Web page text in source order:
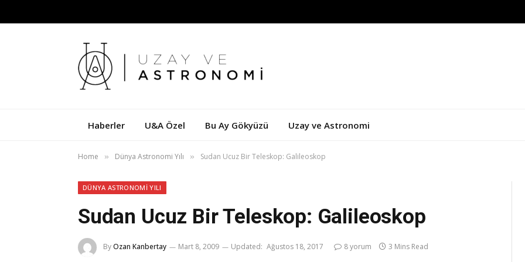
Haberler U&A Özel Bu Ay Gökyüzü Uzay ve Astronomi
Home » Dünya Astronomi Yılı » Sudan Ucuz Bir Teleskop: Galileoskop
DÜNYA ASTRONOMI YILI
Sudan Ucuz Bir Teleskop: Galileoskop
ByOzan Kanbertay Mart 8, 2009 Updated: Ağustos 18, 2017 8 yorum 3 Mins Read